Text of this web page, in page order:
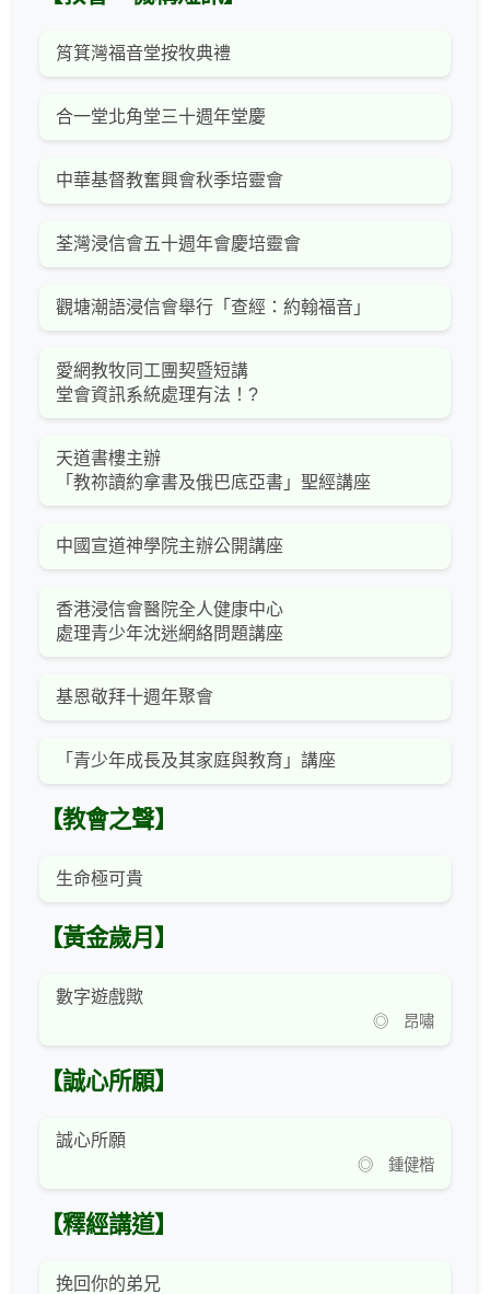
筲箕灣福音堂按牧典禮
合一堂北角堂三十週年堂慶
中華基督教奮興會秋季培靈會
荃灣浸信會五十週年會慶培靈會
觀塘潮語浸信會舉行「查經：約翰福音」
愛網教牧同工團契暨短講
堂會資訊系統處理有法！?
天道書樓主辦
「教祢讀約拿書及俄巴底亞書」聖經講座
中國宣道神學院主辦公開講座
香港浸信會醫院全人健康中心
處理青少年沈迷網絡問題講座
基恩敬拜十週年聚會
「青少年成長及其家庭與教育」講座
【教會之聲】
生命極可貴
【黃金歲月】
數字遊戲歟
◎ 昂嘯
【誠心所願】
誠心所願
◎ 鍾健楷
【釋經講道】
挽回你的弟兄